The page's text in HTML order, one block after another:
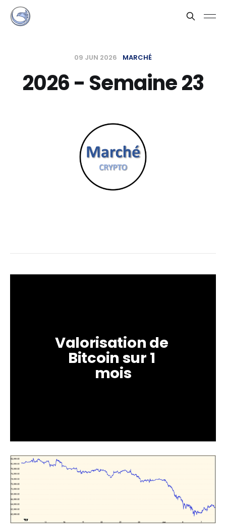
09 JUN 2026 MARCHÉ
2026 - Semaine 23
Valorisation de
Bitcoin sur 1
mois